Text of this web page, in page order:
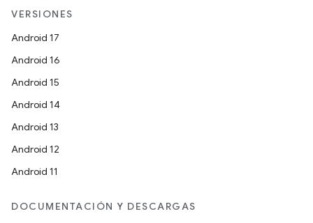
VERSIONES
Android 17
Android 16
Android 15
Android 14
Android 13
Android 12
Android 11
DOCUMENTACIÓN Y DESCARGAS